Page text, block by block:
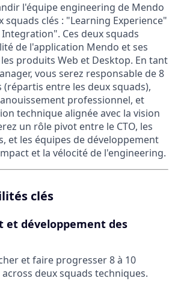
l'équipe engineering de Mendo
squads clés : "Learning Experience"
Ces deux squads
de l'application Mendo et ses
produits Web et Desktop. En tant
vous serez responsable de 8
(répartis entre les deux squads),
professionnel, et
technique alignée avec la vision
un rôle pivot entre le CTO, les
et les équipes de développement
et la vélocité de l'engineering.
clés
et développement des
et faire progresser 8 à 10
deux squads techniques.